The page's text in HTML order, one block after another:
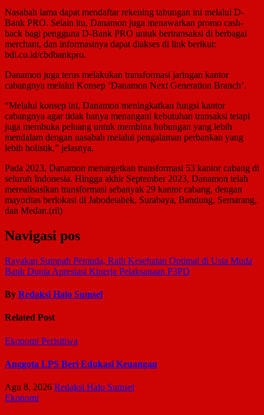
Nasabah lama dapat mendaftar rekening tabungan ini melalui D-
Bank PRO. Selain itu, Danamon juga menawarkan promo cash-
back bagi pengguna D-Bank PRO untuk bertransaksi di berbagai
merchant, dan informasinya dapat diakses di link berikut:
bdi.co.id/cbdbankpro.
Danamon juga terus melakukan transformasi jaringan kantor
cabangnya melalui Konsep ‘Danamon Next Generation Branch’.
“Melalui konsep ini, Danamon meningkatkan fungsi kantor
cabangnya agar tidak hanya menangani kebutuhan transaksi tetapi
juga membuka peluang untuk membina hubungan yang lebih
mendalam dengan nasabah melalui pengalaman perbankan yang
lebih holistik,” jelasnya.
Pada 2023, Danamon menargetkan transformasi 53 kantor cabang di
seluruh Indonesia. Hingga akhir September 2023, Danamon telah
merealisasikan transformasi sebanyak 29 kantor cabang, dengan
mayoritas berlokasi di Jabodetabek, Surabaya, Bandung, Semarang,
dan Medan.(ril)
Navigasi pos
Rayakan Sumpah Pemuda, Raih Kesehatan Optimal di Usia Muda
Bank Dunia Apresiasi Kinerja Pelaksanaan P3PD
By Redaksi Halo Sumsel
Related Post
Ekonomi Perisitiwa
Anggota LPS Beri Edukasi Keuangan
Agu 8, 2026 Redaksi Halo Sumsel
Ekonomi